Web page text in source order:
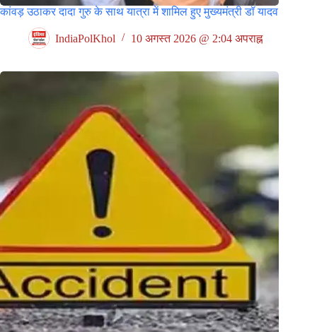
कांवड़ उठाकर दादा गुरु के साथ यात्रा में शामिल हुए मुख्यमंत्री डॉ यादव
IndiaPolKhol 10 अगस्त 2026 @ 2:04 अपराह्न